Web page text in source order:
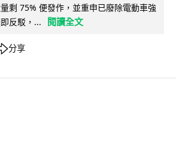
剩 75% 便發作，並重申已廢除電動車強
反駁，...
閱讀全文
分享